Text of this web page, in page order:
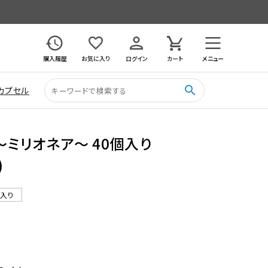
購入履歴
お気に入り ログイン カート メニュー
プセル search
リオネア〜 40個入り
り